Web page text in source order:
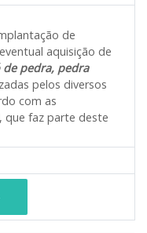
de
aquisição de
de pedra, pedra
pelos diversos
com as
que faz parte deste